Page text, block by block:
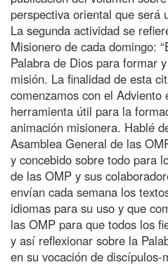
perspectiva oriental que será
La segunda actividad se
Misionero de cada domingo:
Palabra de Dios para formar
misión. La finalidad de esta
comenzamos con el Adviento
herramienta útil para la
animación misionera. Hablé
Asamblea General de las
y concebido sobre todo para
de las OMP y sus
envían cada semana los
idiomas para su uso y que
las OMP para que todos los
y así reflexionar sobre la
en su vocación de discípulos-